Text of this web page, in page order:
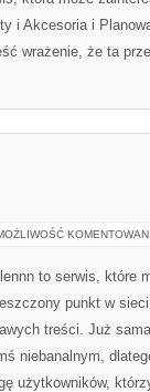
i Akcesoria i
wrażenie, że ta
to serwis, które
punkt w
treści. Już
niebanalnym,
użytkowników,